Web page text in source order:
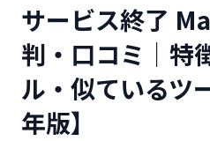
サービス終了
判・口コミ｜特
ル・似ているツ
年版】